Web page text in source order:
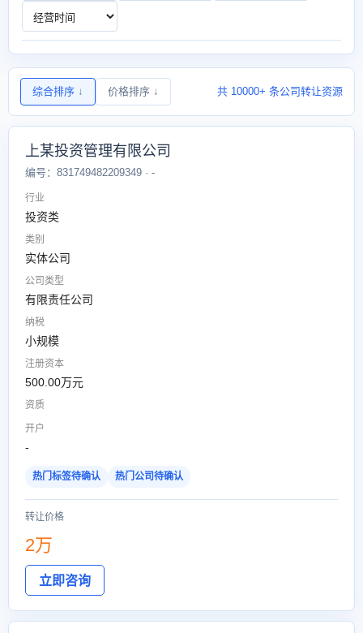
综合排序 ↓ 价格排序 ↓ 共 10000+ 条公司转让资源
上某投资管理有限公司
编号：831749482209349 · -
行业
投资类
类别
实体公司
公司类型
有限责任公司
纳税
小规模
注册资本
500.00万元
资质
开户
-
热门标签待确认 热门公司待确认
转让价格
2万
立即咨询